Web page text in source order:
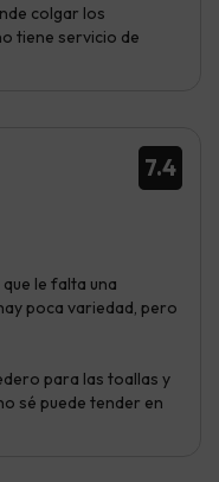
colgar los
tiene servicio de
7.4
le falta una
poca variedad, pero
para las toallas y
sé puede tender en